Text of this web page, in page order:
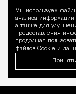
Мы используем
анализа информации
а также для
предоставления
продолжая
файлов Cookie и
Принять